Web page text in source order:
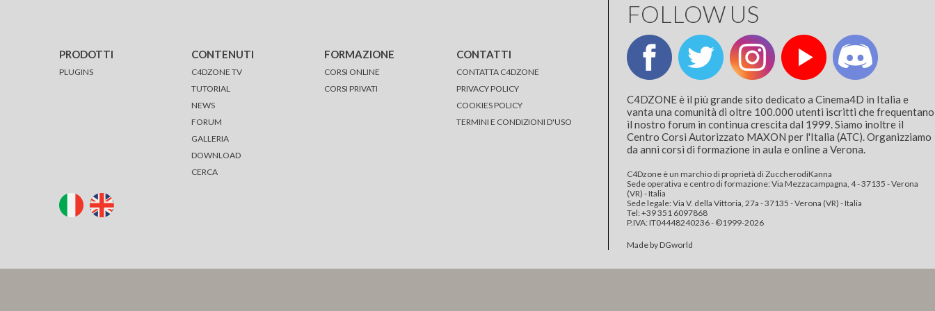
PRODOTTI
PLUGINS
CONTENUTI
C4DZONE TV
TUTORIAL
NEWS
FORUM
GALLERIA
DOWNLOAD
CERCA
FORMAZIONE
CORSI ONLINE
CORSI PRIVATI
CONTATTI
CONTATTA C4DZONE
PRIVACY POLICY
COOKIES POLICY
TERMINI E CONDIZIONI D'USO
FOLLOW US
C4DZONE è il più grande sito dedicato a Cinema4D in Italia e
vanta una comunità di oltre 100.000 utenti iscritti che frequentano
il nostro forum in continua crescita dal 1999. Siamo inoltre il
Centro Corsi Autorizzato MAXON per l'Italia (ATC). Organizziamo
da anni corsi di formazione in aula e online a Verona.
C4Dzone è un marchio di proprietà di ZuccherodiKanna
Sede operativa e centro di formazione: Via Mezzacampagna, 4 - 37135 - Verona
(VR) - Italia
Sede legale: Via V. della Vittoria, 27a - 37135 - Verona (VR) - Italia
Tel: +39 351 6097868‬
P.IVA: IT04448240236 - ©1999-2026
Made by DGworld